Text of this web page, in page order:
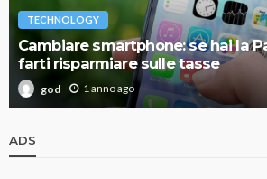
TECHNOLOGY
Cambiare smartphone: se hai la
farti risparmiare sulle tasse
god 1 anno ago
ADS